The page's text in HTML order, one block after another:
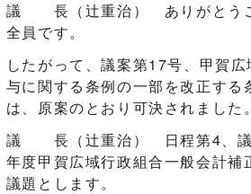
議 長（辻󠄀重治） ありがとう
全員です。
したがって、議案第17号、甲賀
与に関する条例の一部を改正する
は、原案のとおり可決されました。
議 長（辻󠄀重治） 日程第4、議
年度甲賀広域行政組合一般会計補
議題とします。